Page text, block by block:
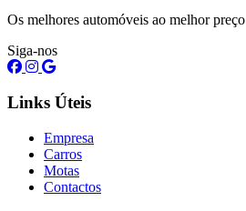
Os melhores automóveis ao melhor preço
Siga-nos
Links Úteis
Empresa
Carros
Motas
Contactos